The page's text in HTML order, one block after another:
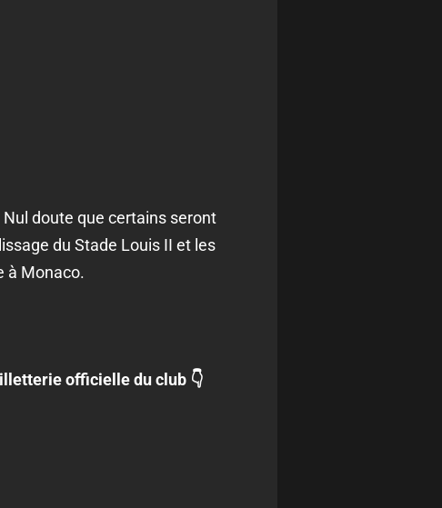
doute que certains seront
du Stade Louis II et les
à Monaco.
officielle du club 👇